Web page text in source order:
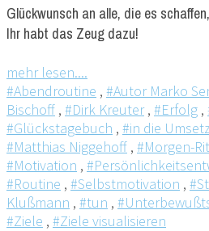
Glückwunsch an alle, die es
Ihr habt das Zeug dazu!
mehr lesen....
#Abendroutine , #Autor Marko
Bischoff , #Dirk Kreuter, #Erfolg ,
#Glückstagebuch , #in die
#Matthias Niggehoff , #Morgen-
#Motivation ,
#Routine , #Selbstmotivation ,
Klußmann , #tun ,
#Ziele , #Ziele visualisieren